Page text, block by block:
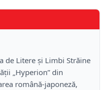
de Litere și Limbi Străine
„Hyperion” din
română-japoneză,